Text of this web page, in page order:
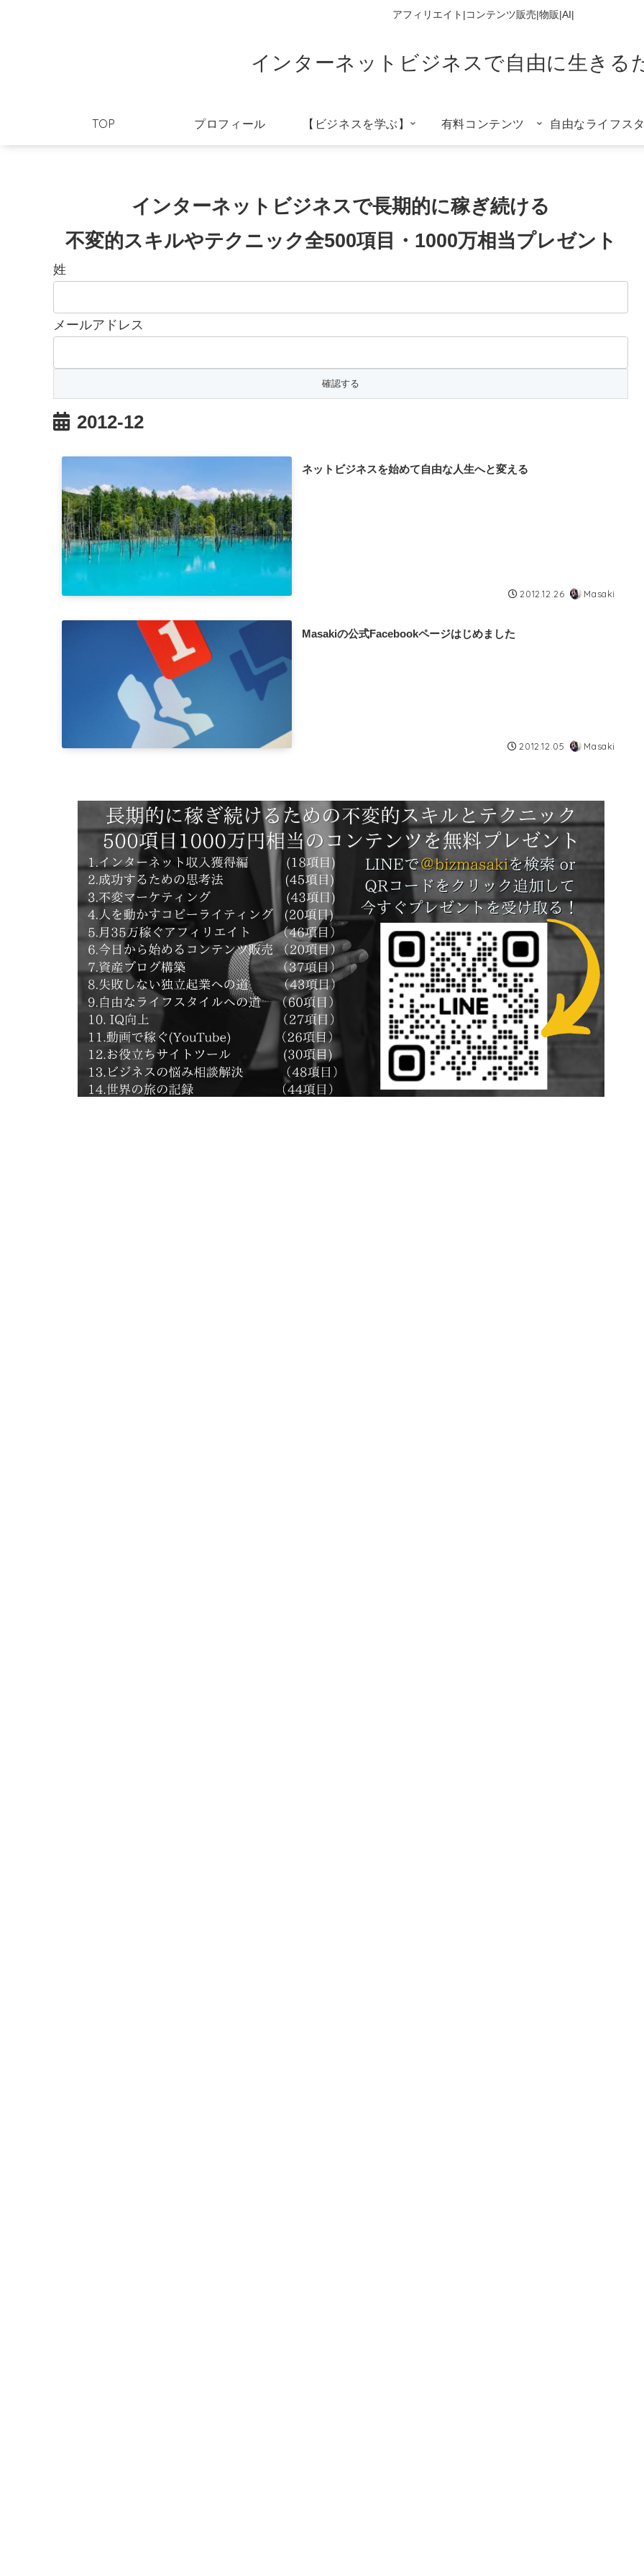
アフィリエイト|コンテンツ販売|物販|AI|
インターネットビジネスで自由に生きる
TOP プロフィール 【ビジネスを学ぶ】 有料コンテンツ 自由なライフス
インターネットビジネスで長期的に稼ぎ続ける
不変的スキルやテクニック全500項目・1000万相当プレゼント
姓
メールアドレス
2012-12
ネットビジネスを始めて自由な人生へと変える
2012.12.26 Masaki
Masakiの公式Facebookページはじめました
2012.12.05 Masaki